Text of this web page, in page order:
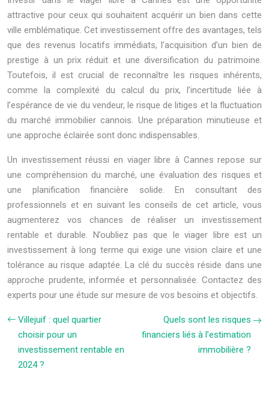
attractive pour ceux qui souhaitent acquérir un bien dans cette
ville emblématique. Cet investissement offre des avantages, tels
que des revenus locatifs immédiats, l’acquisition d’un bien de
prestige à un prix réduit et une diversification du patrimoine.
Toutefois, il est crucial de reconnaître les risques inhérents,
comme la complexité du calcul du prix, l’incertitude liée à
l’espérance de vie du vendeur, le risque de litiges et la fluctuation
du marché immobilier cannois. Une préparation minutieuse et
une approche éclairée sont donc indispensables.
Un investissement réussi en viager libre à Cannes repose sur
une compréhension du marché, une évaluation des risques et
une planification financière solide. En consultant des
professionnels et en suivant les conseils de cet article, vous
augmenterez vos chances de réaliser un investissement
rentable et durable. N’oubliez pas que le viager libre est un
investissement à long terme qui exige une vision claire et une
tolérance au risque adaptée. La clé du succès réside dans une
approche prudente, informée et personnalisée. Contactez des
experts pour une étude sur mesure de vos besoins et objectifs.
Villejuif : quel quartier
choisir pour un
investissement rentable en
2024 ?
Quels sont les risques
financiers liés à l’estimation
immobilière ?